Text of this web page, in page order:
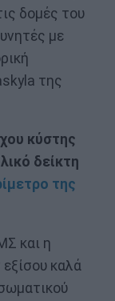
δομές του
με
της
κύστης
δείκτη
της
και η
καλά